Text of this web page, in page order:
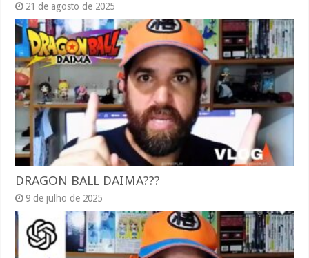
21 de agosto de 2025
DRAGON BALL DAIMA???
9 de julho de 2025